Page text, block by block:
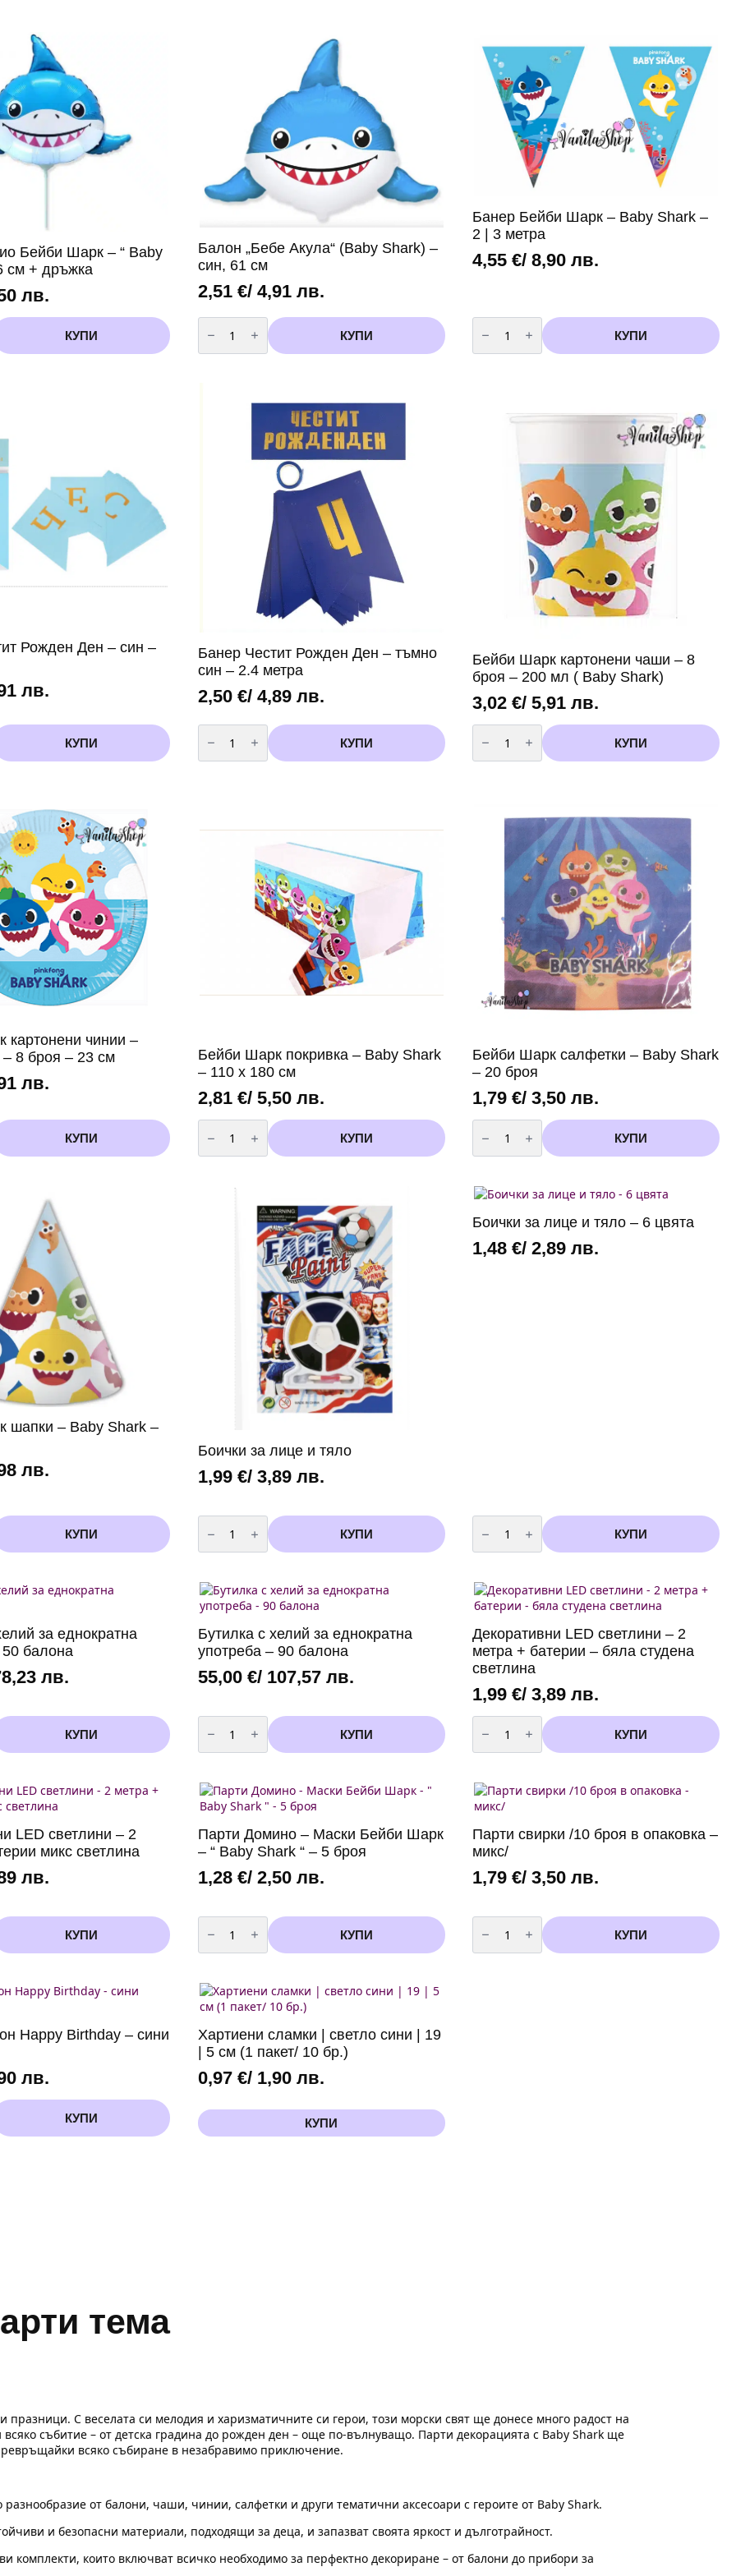
Бейби Шарк – “ Baby
см + дръжка
лв.
КУПИ
Балон „Бебе Акула“ (Baby Shark) –
син, 61 см
2,51 €/ 4,91 лв.
количество
за
Балон
„Бебе
КУПИ
Банер Бейби Шарк – Baby Shark –
2 | 3 метра
4,55€/ 8,90 лв.
количество
за
Банер
Бейби
КУПИ
Рожден Ден – син –
лв.
КУПИ
Банер Честит Рожден Ден – тъмно
син – 2.4 метра
2,50 €/ 4,89 лв.
количество
за
Банер
Честит
-
КУПИ
Бейби Шарк картонени чаши – 8
броя – 200 мл ( Baby Shark)
3,02€/ 5,91 лв.
количество
за
Бейби
Шарк
КУПИ
картонени чинии –
8 броя – 23 см
лв.
КУПИ
Бейби Шарк покривка – Baby Shark
– 110 х 180 см
2,81 €/ 5,50 лв.
количество
за
Бейби
Шарк
КУПИ
Бейби Шарк салфетки – Baby Shark
– 20 броя
1,79€/ 3,50 лв.
количество
за
Бейби
Шарк
Baby
-
20
броя
КУПИ
шапки – Baby Shark –
лв.
КУПИ
Боички за лице и тяло
1,99 €/ 3,89 лв.
количество
за
Боички
за
тяло
КУПИ
Боички за лице и тяло – 6 цвята
1,48€/ 2,89 лв.
количество
за
Боички
за
тяло
-
6
КУПИ
за еднократна
50 балона
лв.
КУПИ
Бутилка с хелий за еднократна
употреба – 90 балона
55,00 €/ 107,57 лв.
количество
за
Бутилка
с
еднократна
употреба
-
балона
КУПИ
Декоративни LED светлини – 2
метра + батерии – бяла студена
светлина
1,99€/ 3,89 лв.
количество
за
Декоративни
LED
2
метра
+
-
бяла
студена
светлина
КУПИ
LED светлини – 2
микс светлина
лв.
КУПИ
Парти Домино – Маски Бейби Шарк
– “ Baby Shark “ – 5 броя
1,28 €/ 2,50 лв.
количество
за
Парти
Домино
Бейби
Шарк
-
Baby
Shark
"
-
5
КУПИ
Парти свирки /10 броя в опаковка –
микс/
1,79€/ 3,50 лв.
количество
за
Парти
свирки
КУПИ
Happy Birthday – сини
лв.
КУПИ
Хартиени сламки | светло сини | 19
| 5 см (1 пакет/ 10 бр.)
0,97 €/ 1,90 лв.
КУПИ
тема
празници. С веселата си мелодия и харизматичните си герои, този морски свят ще донесе много радост на
събитие – от детска градина до рожден ден – още по-вълнуващо. Парти декорацията с Baby Shark ще
всяко събиране в незабравимо приключение.
от балони, чаши, чинии, салфетки и други тематични аксесоари с героите от Baby Shark.
и безопасни материали, подходящи за деца, и запазват своята яркост и дълготрайност.
комплекти, които включват всичко необходимо за перфектно декориране – от балони до прибори за